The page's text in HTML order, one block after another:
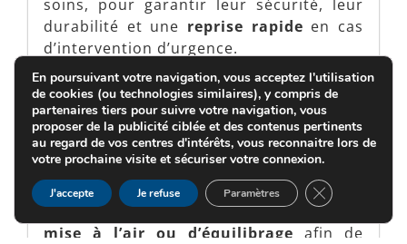
soins, pour garantir leur sécurité, leur
durabilité et une reprise rapide en cas
d’intervention d’urgence.
Dépose facilitée
Nous pouvons intégrer unevanne de
mise à l’air ou d’équilibrage afin de
En poursuivant votre navigation, vous acceptez l'utilisation
de cookies (ou technologies similaires), y compris de
partenaires tiers pour suivre votre navigation, vous
proposer de la publicité ciblée et des contenus pertinents
au regard de vos centres d'intérêts, vous reconnaitre lors de
votre prochaine visite et sécuriser votre connexion.
J'accepte Je refuse Paramètres FERMER LA